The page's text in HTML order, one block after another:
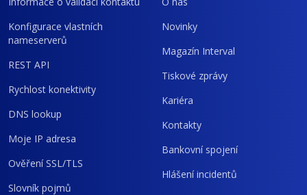
Konfigurace vlastních
nameserverů
REST API
Rychlost konektivity
DNS lookup
Moje IP adresa
Ověření SSL/TLS
Slovník pojmů
Novinky
Magazín Interval
Tiskové zprávy
Kariéra
Kontakty
Bankovní spojení
Hlášení incidentů